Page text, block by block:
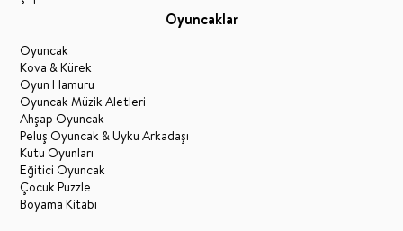
Oyuncaklar
Oyuncak
Kova & Kürek
Oyun Hamuru
Oyuncak Müzik Aletleri
Ahşap Oyuncak
Peluş Oyuncak & Uyku Arkadaşı
Kutu Oyunları
Eğitici Oyuncak
Çocuk Puzzle
Boyama Kitabı